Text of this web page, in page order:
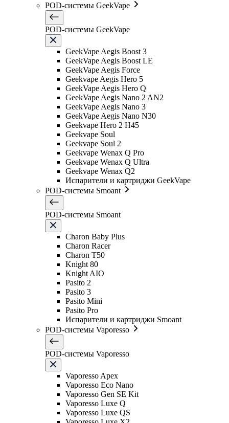
POD-системы GeekVape
POD-системы GeekVape
GeekVape Aegis Boost 3
GeekVape Aegis Boost LE
GeekVape Aegis Force
Geekvape Aegis Hero 5
GeekVape Aegis Hero Q
GeekVape Aegis Nano 2 AN2
GeekVape Aegis Nano 3
GeekVape Aegis Nano N30
Geekvape Hero 2 H45
Geekvape Soul
Geekvape Soul 2
Geekvape Wenax Q Pro
Geekvape Wenax Q Ultra
Geekvape Wenax Q2
Испарители и картриджи GeekVape
POD-системы Smoant
POD-системы Smoant
Charon Baby Plus
Charon Racer
Charon T50
Knight 80
Knight AIO
Pasito 2
Pasito 3
Pasito Mini
Pasito Pro
Испарители и картриджи Smoant
POD-системы Vaporesso
POD-системы Vaporesso
Vaporesso Apex
Vaporesso Eco Nano
Vaporesso Gen SE Kit
Vaporesso Luxe Q
Vaporesso Luxe QS